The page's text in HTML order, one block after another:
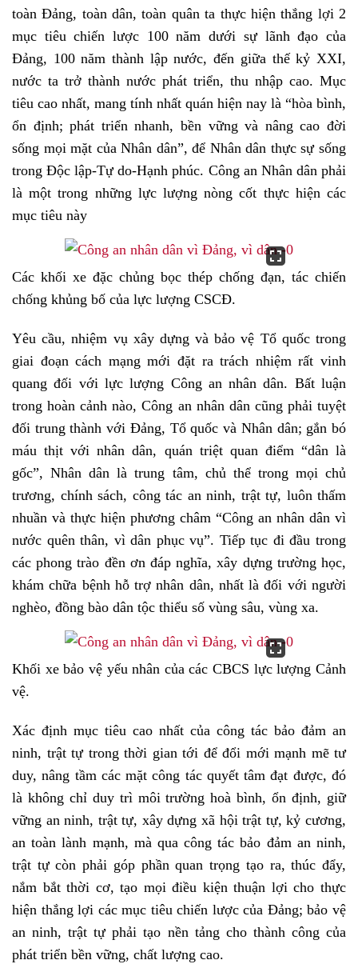
toàn Đảng, toàn dân, toàn quân ta thực hiện thắng lợi 2
mục tiêu chiến lược 100 năm dưới sự lãnh đạo của
Đảng, 100 năm thành lập nước, đến giữa thế kỷ XXI,
nước ta trở thành nước phát triển, thu nhập cao. Mục
tiêu cao nhất, mang tính nhất quán hiện nay là “hòa bình,
ổn định; phát triển nhanh, bền vững và nâng cao đời
sống mọi mặt của Nhân dân”, để Nhân dân thực sự sống
trong Độc lập-Tự do-Hạnh phúc. Công an Nhân dân phải
là một trong những lực lượng nòng cốt thực hiện các
mục tiêu này
Các khối xe đặc chủng bọc thép chống đạn, tác chiến
chống khủng bố của lực lượng CSCĐ.
Yêu cầu, nhiệm vụ xây dựng và bảo vệ Tổ quốc trong
giai đoạn cách mạng mới đặt ra trách nhiệm rất vinh
quang đối với lực lượng Công an nhân dân. Bất luận
trong hoàn cảnh nào, Công an nhân dân cũng phải tuyệt
đối trung thành với Đảng, Tổ quốc và Nhân dân; gắn bó
máu thịt với nhân dân, quán triệt quan điểm “dân là
gốc”, Nhân dân là trung tâm, chủ thể trong mọi chủ
trương, chính sách, công tác an ninh, trật tự, luôn thấm
nhuần và thực hiện phương châm “Công an nhân dân vì
nước quên thân, vì dân phục vụ”. Tiếp tục đi đầu trong
các phong trào đền ơn đáp nghĩa, xây dựng trường học,
khám chữa bệnh hỗ trợ nhân dân, nhất là đối với người
nghèo, đồng bào dân tộc thiểu số vùng sâu, vùng xa.
Khối xe bảo vệ yếu nhân của các CBCS lực lượng Cảnh
vệ.
Xác định mục tiêu cao nhất của công tác bảo đảm an
ninh, trật tự trong thời gian tới để đổi mới mạnh mẽ tư
duy, nâng tầm các mặt công tác quyết tâm đạt được, đó
là không chỉ duy trì môi trường hoà bình, ổn định, giữ
vững an ninh, trật tự, xây dựng xã hội trật tự, kỷ cương,
an toàn lành mạnh, mà qua công tác bảo đảm an ninh,
trật tự còn phải góp phần quan trọng tạo ra, thúc đẩy,
nắm bắt thời cơ, tạo mọi điều kiện thuận lợi cho thực
hiện thắng lợi các mục tiêu chiến lược của Đảng; bảo vệ
an ninh, trật tự phải tạo nền tảng cho thành công của
phát triển bền vững, chất lượng cao.